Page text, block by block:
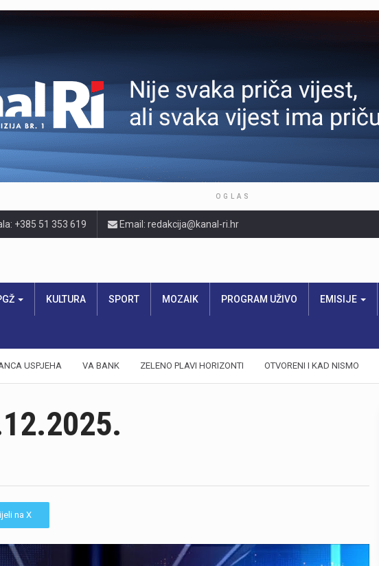
OGLAS
+385 51 353 619 Email: redakcija@kanal-ri.hr
KULTURA SPORT MOZAIK PROGRAM UŽIVO EMISIJE
USPJEHA VA BANK ZELENO PLAVI HORIZONTI OTVORENI I KAD NISMO
na X